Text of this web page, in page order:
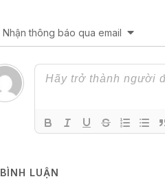
Nhận thông báo qua email
BÌNH LUẬN